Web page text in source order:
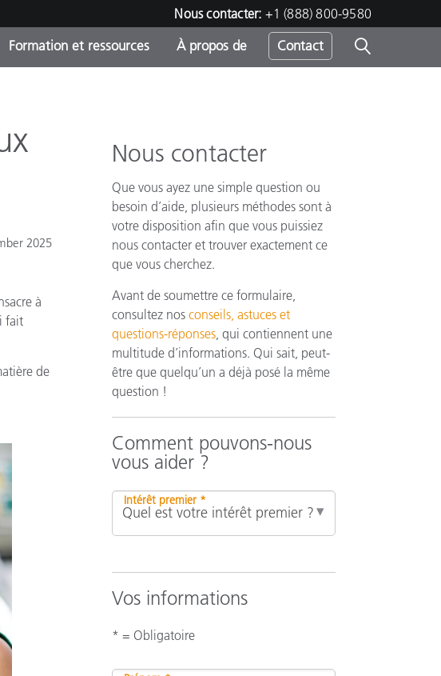
Nous contacter: +1 (888) 800-9580
Ventes Flash
Formation et ressources À propos de Contact
2025
à
fait
de
Nous contacter
Que vous ayez une simple question ou
besoin d’aide, plusieurs méthodes sont à
votre disposition afin que vous puissiez
nous contacter et trouver exactement ce
que vous cherchez.
Avant de soumettre ce formulaire,
consultez nos conseils, astuces et
questions-réponses , qui contiennent une
multitude d’informations. Qui sait, peut-
être que quelqu’un a déjà posé la même
question !
Comment pouvons-nous
vous aider ?
Intérêt premier *
Vos informations
* = Obligatoire